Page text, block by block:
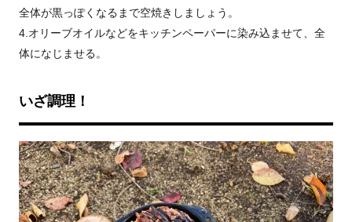
全体が黒っぽくなるまで空焼きしましょう。
4.オリーブオイルなどをキッチンペーパーに染み込ませて、全
体になじませる。
いざ調理！